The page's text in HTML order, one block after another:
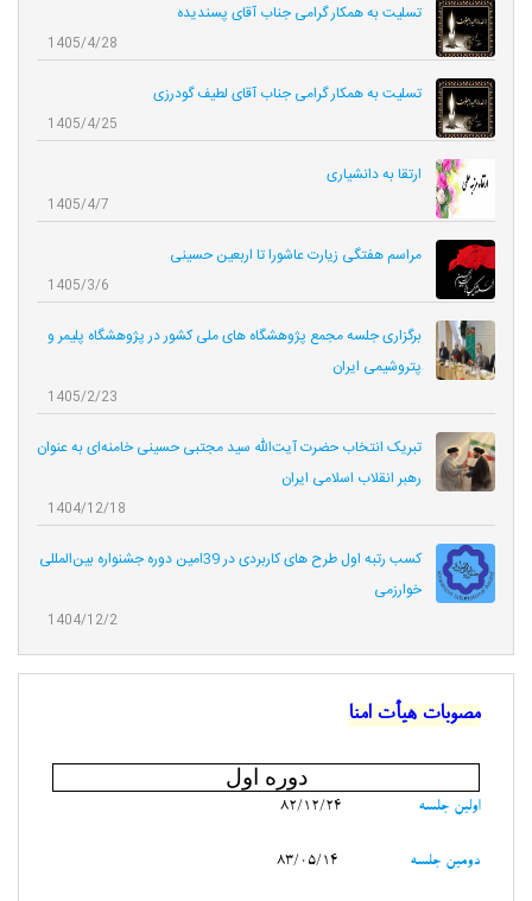
تسلیت به همکار گرامی جناب آقای پسندیده
1405/4/28
تسلیت به همکار گرامی جناب آقای لطیف گودرزی
1405/4/25
ارتقا به دانشیاری
1405/4/7
مراسم هفتگی زیارت عاشورا تا اربعین حسینی
1405/3/6
برگزاری جلسه مجمع پژوهشگاه های ملی کشور در پژوهشگاه پلیمر و
پتروشیمی ایران
1405/2/23
تبریک انتخاب حضرت آیت‌الله سید مجتبی حسینی خامنه‌ای به عنوان
رهبر انقلاب اسلامی ایران
1404/12/18
کسب رتبه اول طرح های کاربردی در 39امین دوره جشنواره بین‌المللی
خوارزمی
1404/12/2
مصوبات هيأت امنا
دوره اول
اولين جلسه
دومين جلسه